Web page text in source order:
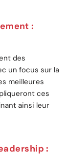
:
des
un focus sur la
meilleures
ces
ainsi leur
: